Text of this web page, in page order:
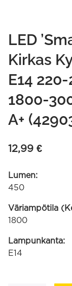
LED
Kirkas
E14
1800-
A+
12,99 €
Lumen:
450
Väriampötila
1800
Lampunkanta:
E14